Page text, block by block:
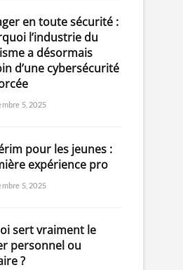
en toute sécurité :
l’industrie du
a désormais
d’une cybersécurité
5, 2025
pour les jeunes :
expérience pro
5, 2025
sert vraiment le
personnel ou
?